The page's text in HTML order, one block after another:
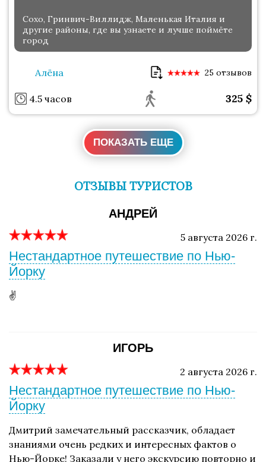
Сохо, Гринвич-Виллидж, Маленькая Италия и
другие районы, где вы узнаете и лучше поймёте
город
Алёна 25 отзывов
4.5 часов 325 $
ПОКАЗАТЬ ЕЩЕ
ОТЗЫВЫ ТУРИСТОВ
АНДРЕЙ
5 августа 2026 г.
Нестандартное путешествие по Нью-
Йорку
✌️
ИГОРЬ
2 августа 2026 г.
Нестандартное путешествие по Нью-
Йорку
Дмитрий замечательный рассказчик, обладает
знаниями очень редких и интересных фактов о
Нью-Йорке! Заказали у него экскурсию повторно и